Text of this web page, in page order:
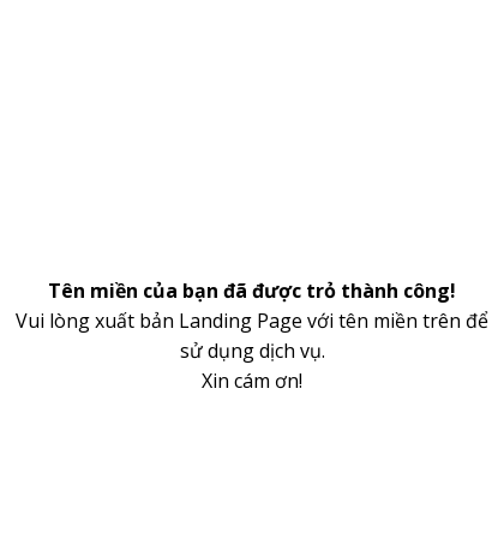
Tên miền của bạn đã được trỏ thành công!
Vui lòng xuất bản Landing Page với tên miền trên để
sử dụng dịch vụ.
Xin cám ơn!